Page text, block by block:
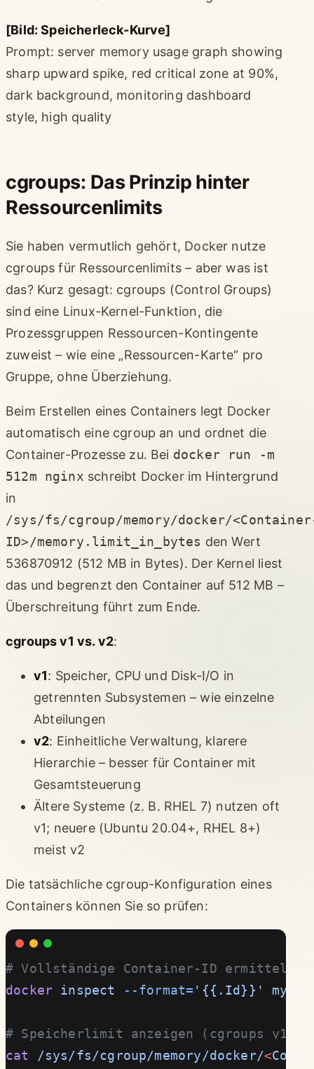
[Bild: Speicherleck-Kurve]
Prompt: server memory usage graph showing
sharp upward spike, red critical zone at 90%,
dark background, monitoring dashboard
style, high quality
cgroups: Das Prinzip hinter
Ressourcenlimits
Sie haben vermutlich gehört, Docker nutze
cgroups für Ressourcenlimits – aber was ist
das? Kurz gesagt: cgroups (Control Groups)
sind eine Linux-Kernel-Funktion, die
Prozessgruppen Ressourcen-Kontingente
zuweist – wie eine „Ressourcen-Karte“ pro
Gruppe, ohne Überziehung.
Beim Erstellen eines Containers legt Docker
automatisch eine cgroup an und ordnet die
Container-Prozesse zu. Bei docker run -m
512m nginx schreibt Docker im Hintergrund
in
/sys/fs/cgroup/memory/docker/
ID>/memory.limit_in_bytes den Wert
536870912 (512 MB in Bytes). Der Kernel liest
das und begrenzt den Container auf 512 MB –
Überschreitung führt zum Ende.
cgroups v1 vs. v2:
v1: Speicher, CPU und Disk-I/O in
getrennten Subsystemen – wie einzelne
Abteilungen
v2: Einheitliche Verwaltung, klarere
Hierarchie – besser für Container mit
Gesamtsteuerung
Ältere Systeme (z. B. RHEL 7) nutzen oft
v1; neuere (Ubuntu 20.04+, RHEL 8+)
meist v2
Die tatsächliche cgroup-Konfiguration eines
Containers können Sie so prüfen:
# Vollständige Container-ID ermitteln
docker inspect --format= '{{.Id}}'
# Speicherlimit anzeigen (cgroups v1)
cat
/sys/fs/cgroup/memory/docker/<